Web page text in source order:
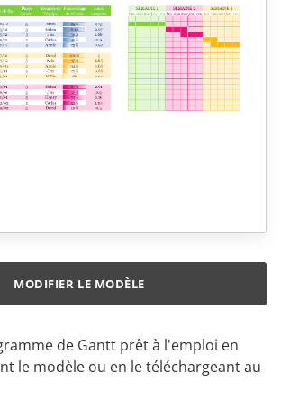
de Gantt prêt à l'emploi en
le modèle ou en le téléchargeant au
MODIFIER LE MODÈLE